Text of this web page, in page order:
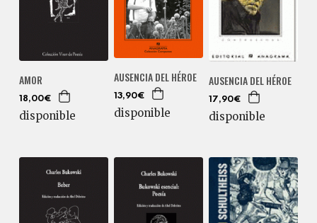
AMOR
18,00€
disponible
AUSENCIA DEL HÉROE
13,90€
disponible
AUSENCIA DEL HÉROE
17,90€
disponible